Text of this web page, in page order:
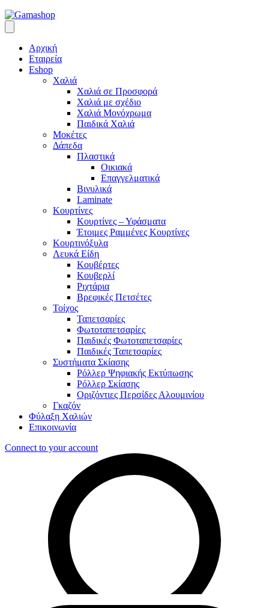
Αρχική
Εταιρεία
Eshop
Χαλιά
Χαλιά σε Προσφορά
Χαλιά με σχέδιο
Χαλιά Μονόχρωμα
Παιδικά Χαλιά
Μοκέτες
Δάπεδα
Πλαστικά
Οικιακά
Επαγγελματικά
Βινυλικά
Laminate
Κουρτίνες
Κουρτίνες – Υφάσματα
Έτοιμες Ραμμένες Κουρτίνες
Κουρτινόξυλα
Λευκά Είδη
Κουβέρτες
Κουβερλί
Ριχτάρια
Βρεφικές Πετσέτες
Τοίχος
Ταπετσαρίες
Φωτοταπετσαρίες
Παιδικές Φωτοταπετσαρίες
Παιδικές Ταπετσαρίες
Συστήματα Σκίασης
Ρόλλερ Ψηφιακής Εκτύπωσης
Ρόλλερ Σκίασης
Οριζόντιες Περσίδες Αλουμινίου
Γκαζόν
Φύλαξη Χαλιών
Επικοινωνία
Connect to your account